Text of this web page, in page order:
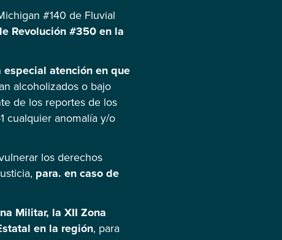
#140 de Fluvial
Revolución #350 en la
atención en que
alcoholizados o bajo
de los reportes de los
cualquier anomalía y/o
los derechos
para. en caso de
Militar, la XII Zona
en la región, para